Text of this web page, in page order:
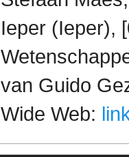
Ieper (Ieper),
van Guido
Wide Web: